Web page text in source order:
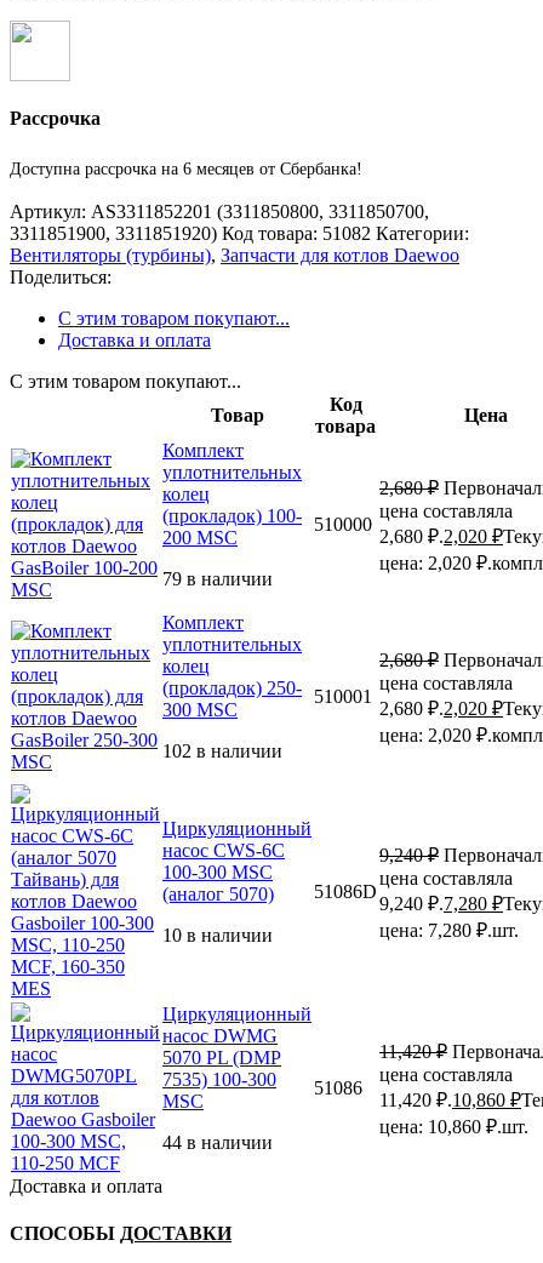
Рассрочка
Доступна рассрочка на 6 месяцев от Сбербанка!
Артикул: AS3311852201 (3311850800, 3311850700,
3311851900, 3311851920) Код товара: 51082 Категории:
Вентиляторы (турбины), Запчасти для котлов Daewoo
Поделиться:
С этим товаром покупают...
Доставка и оплата
С этим товаром покупают...
Товар
Код
товара
Цена
Комплект
уплотнительных
колец
(прокладок) 100-
200 MSC
79 в наличии
510000
2,680₽
цена составляла
2,680 ₽.2,020 ₽
цена: 2,020 ₽.
Комплект
уплотнительных
колец
(прокладок) 250-
300 MSC
102 в наличии
510001
2,680₽
цена составляла
2,680 ₽.2,020 ₽
цена: 2,020 ₽.
Циркуляционный
насос CWS-6C
100-300 MSC
(аналог 5070)
10 в наличии
51086D
9,240₽
цена составляла
9,240 ₽.7,280 ₽
цена: 7,280 ₽.шт.
Циркуляционный
насос DWMG
5070 PL (DMP
7535) 100-300
MSC
44 в наличии
51086
11,420₽
цена составляла
11,420 ₽.10,860 ₽
цена: 10,860 ₽.шт.
Доставка и оплата
СПОСОБЫ ДОСТАВКИ